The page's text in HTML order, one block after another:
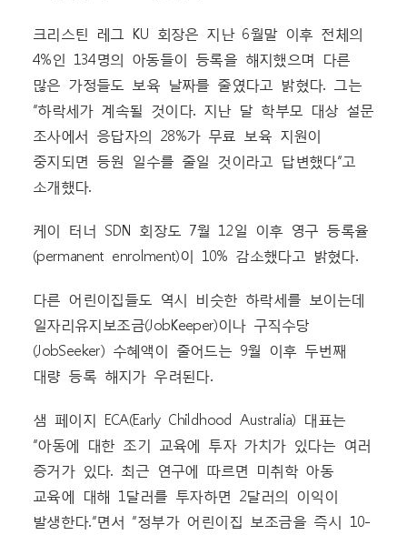
크리스틴 레그 KU 회장은 지난 6월말 이후 전체의
4%인 134명의 아동들이 등록을 해지했으며 다른
많은 가정들도 보육 날짜를 줄였다고 밝혔다. 그는
“하락세가 계속될 것이다. 지난 달 학부모 대상 설문
조사에서 응답자의 28%가 무료 보육 지원이
중지되면 등원 일수를 줄일 것이라고 답변했다”고
소개했다.
케이 터너 SDN 회장도 7월 12일 이후 영구 등록율
(permanent enrolment)이 10% 감소했다고 밝혔다.
다른 어린이집들도 역시 비슷한 하락세를 보이는데
일자리유지보조금(JobKeeper)이나 구직수당
(JobSeeker) 수혜액이 줄어드는 9월 이후 두번째
대량 등록 해지가 우려된다.
샘 페이지 ECA(Early Childhood Australia) 대표는
“아동에 대한 조기 교육에 투자 가치가 있다는 여러
증거가 있다. 최근 연구에 따르면 미취학 아동
교육에 대해 1달러를 투자하면 2달러의 이익이
발생한다.”면서 “정부가 어린이집 보조금을 즉시 10-